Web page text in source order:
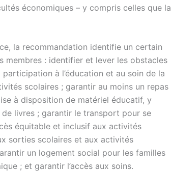
économiques – y compris celles que la
la recommandation identifie un certain
membres : identifier et lever les obstacles
à l’éducation et au soin de la
scolaires ; garantir au moins un repas
à disposition de matériel éducatif, y
livres ; garantir le transport pour se
équitable et inclusif aux activités
sorties scolaires et aux activités
un logement social pour les familles
; et garantir l’accès aux soins.